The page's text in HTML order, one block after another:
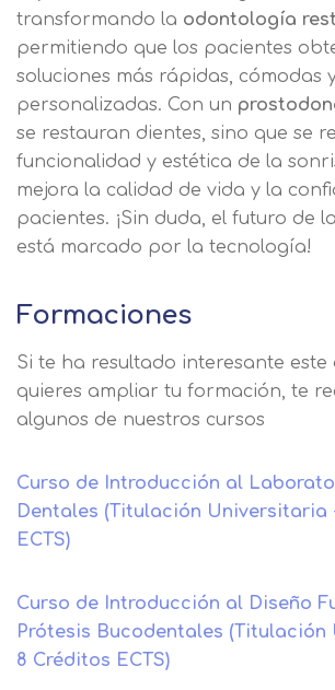
transformando la odontología
permitiendo que los pacientes
soluciones más rápidas, cómodas
personalizadas. Con un
se restauran dientes, sino que se
funcionalidad y estética de la
mejora la calidad de vida y la
pacientes. ¡Sin duda, el futuro de
está marcado por la tecnología!
Formaciones
Si te ha resultado interesante
quieres ampliar tu formación, te
algunos de nuestros cursos
Curso de Introducción al
Dentales (Titulación Universitaria
ECTS)
Curso de Introducción al Diseño
Prótesis Bucodentales (Titulación
8 Créditos ECTS)